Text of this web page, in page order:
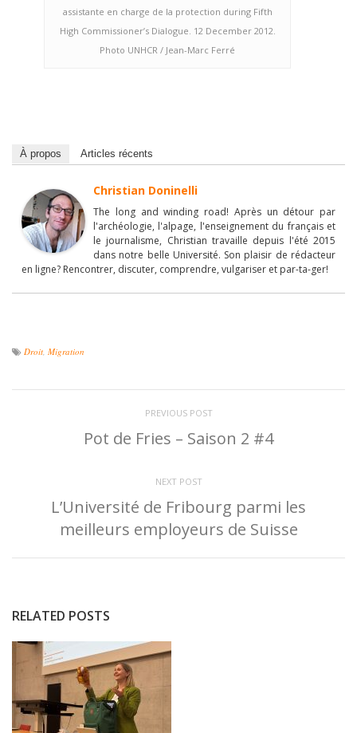
assistante en charge de la protection during Fifth
High Commissioner’s Dialogue. 12 December 2012.
Photo UNHCR / Jean-Marc Ferré
À propos Articles récents
Christian Doninelli
The long and winding road! Après un détour par
l'archéologie, l'alpage, l'enseignement du français et
le journalisme, Christian travaille depuis l'été 2015
dans notre belle Université. Son plaisir de rédacteur
en ligne? Rencontrer, discuter, comprendre, vulgariser et par-ta-ger!
Droit Migration
PREVIOUS POST
Pot de Fries – Saison 2 #4
NEXT POST
L’Université de Fribourg parmi les
meilleurs employeurs de Suisse
RELATED POSTS